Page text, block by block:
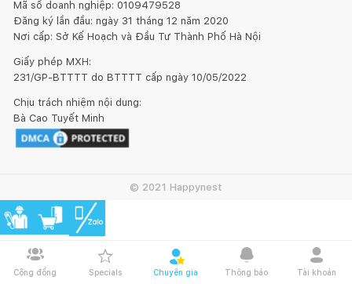
Cộng đồng Specials Chuyên gia Thông báo Tài khoản
Mã số doanh nghiệp: 0109479528
Đăng ký lần đầu: ngày 31 tháng 12 năm 2020
Nơi cấp: Sở Kế Hoạch và Đầu Tư Thành Phố Hà Nội
Giấy phép MXH:
231/GP-BTTTT do BTTTT cấp ngày 10/05/2022
Chịu trách nhiệm nội dung:
Bà Cao Tuyết Minh
© 2021 Happynest